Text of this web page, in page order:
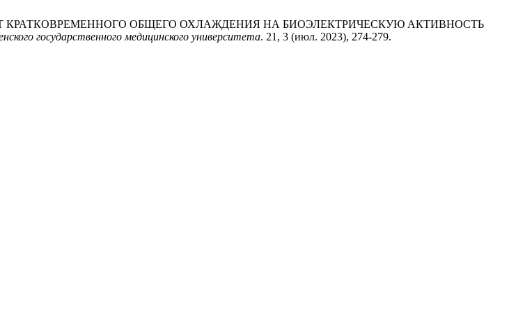
КРАТКОВРЕМЕННОГО ОБЩЕГО ОХЛАЖДЕНИЯ НА БИОЭЛЕКТРИЧЕСКУЮ АКТИВНОСТЬ
государственного медицинского университета. 21, 3 (июл. 2023), 274-279.